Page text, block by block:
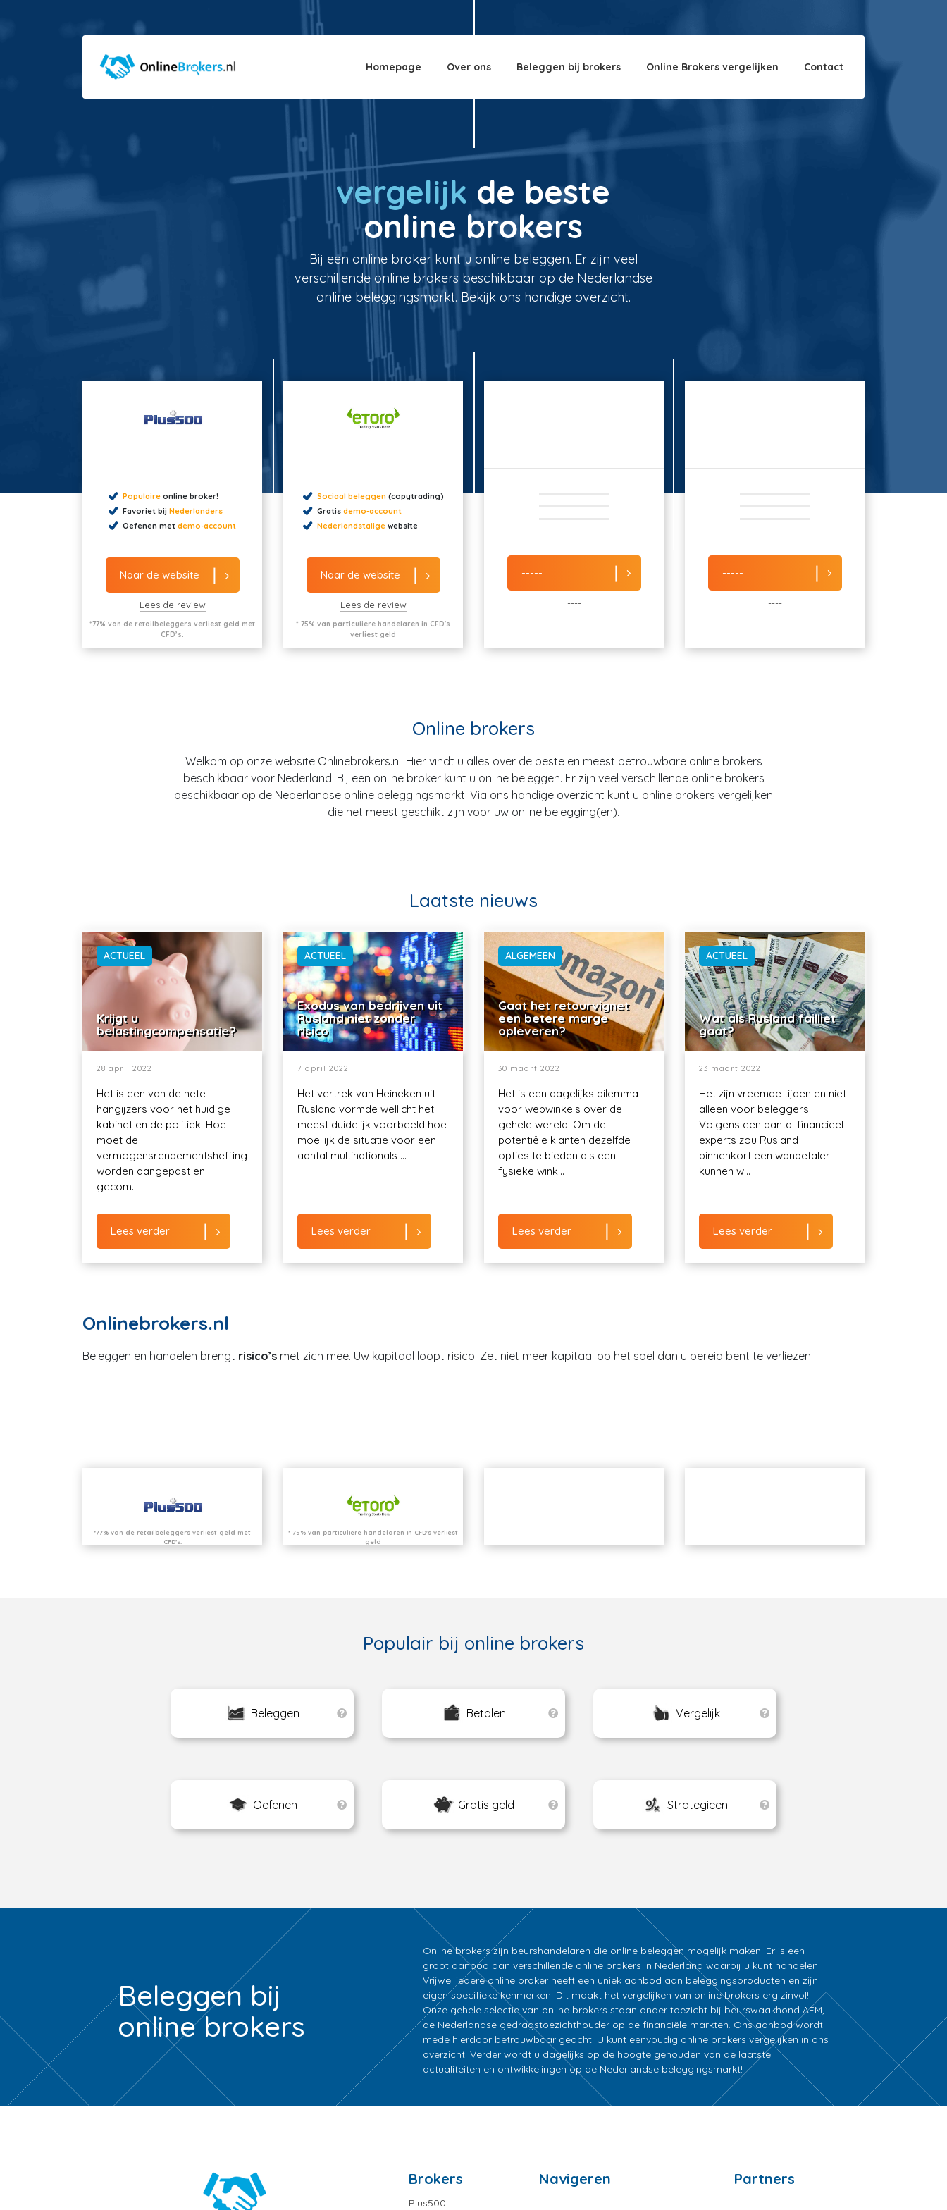
Homepage Over ons Beleggen bij brokers Online Brokers vergelijken Contact
vergelijk de beste
online brokers
Bij een online broker kunt u online beleggen. Er zijn veel
verschillende online brokers beschikbaar op de Nederlandse
online beleggingsmarkt. Bekijk ons handige overzicht.
Populaire online broker!
Favoriet bij Nederlanders
Oefenen met demo-account
Naar de website
Lees de review
*77% van de retailbeleggers verliest geld met
CFD’s.
Sociaal beleggen (copytrading)
Gratis demo-account
Nederlandstaligewebsite
Naar de website
Lees de review
* 75% van particuliere handelaren in CFD's
verliest geld
-----
----
-----
----
Online brokers
Welkom op onze website Onlinebrokers.nl. Hier vindt u alles over de beste en meest betrouwbare online brokers
beschikbaar voor Nederland. Bij een online broker kunt u online beleggen. Er zijn veel verschillende online brokers
beschikbaar op de Nederlandse online beleggingsmarkt. Via ons handige overzicht kunt u online brokers vergelijken
die het meest geschikt zijn voor uw online belegging(en).
Laatste nieuws
ACTUEEL
Krijgt u
belastingcompensatie?
28 april 2022
Het is een van de hete
hangijzers voor het huidige
kabinet en de politiek. Hoe
moet de
vermogensrendementsheffing
worden aangepast en
gecom...
Lees verder
ACTUEEL
Exodus van bedrijven uit
Rusland niet zonder
risico
7 april 2022
Het vertrek van Heineken uit
Rusland vormde wellicht het
meest duidelijk voorbeeld hoe
moeilijk de situatie voor een
aantal multinationals ...
Lees verder
ALGEMEEN
Gaat het retourvignet
een betere marge
opleveren?
30 maart 2022
Het is een dagelijks dilemma
voor webwinkels over de
gehele wereld. Om de
potentiële klanten dezelfde
opties te bieden als een
fysieke wink...
Lees verder
ACTUEEL
Wat als Rusland failliet
gaat?
23 maart 2022
Het zijn vreemde tijden en niet
alleen voor beleggers.
Volgens een aantal financieel
experts zou Rusland
binnenkort een wanbetaler
kunnen w...
Lees verder
Onlinebrokers.nl
Beleggen en handelen brengt risico’s met zich mee. Uw kapitaal loopt risico. Zet niet meer kapitaal op het spel dan u bereid bent te verliezen.
*77% van de retailbeleggers verliest geld met
CFD’s.
* 75% van particuliere handelaren in CFD's verliest
geld
Populair bij online brokers
Beleggen Betalen Vergelijk
Oefenen Gratis geld Strategieën
Beleggen bij
online brokers
Online brokers zijn beurshandelaren die online beleggen mogelijk maken. Er is een
groot aanbod aan verschillende online brokers in Nederland waarbij u kunt handelen.
Vrijwel iedere online broker heeft een uniek aanbod aan beleggingsproducten en zijn
eigen specifieke kenmerken. Dit maakt het vergelijken van online brokers erg zinvol!
Onze gehele selectie van online brokers staan onder toezicht bij beurswaakhond AFM,
de Nederlandse gedragstoezichthouder op de financiële markten. Ons aanbod wordt
mede hierdoor betrouwbaar geacht! U kunt eenvoudig online brokers vergelijken in ons
overzicht. Verder wordt u dagelijks op de hoogte gehouden van de laatste
actualiteiten en ontwikkelingen op de Nederlandse beleggingsmarkt!
Brokers
Plus500
Navigeren Partners